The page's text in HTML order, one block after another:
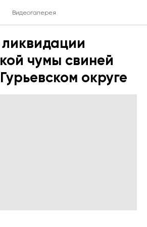
Видеогалерея
чумы свиней
округе